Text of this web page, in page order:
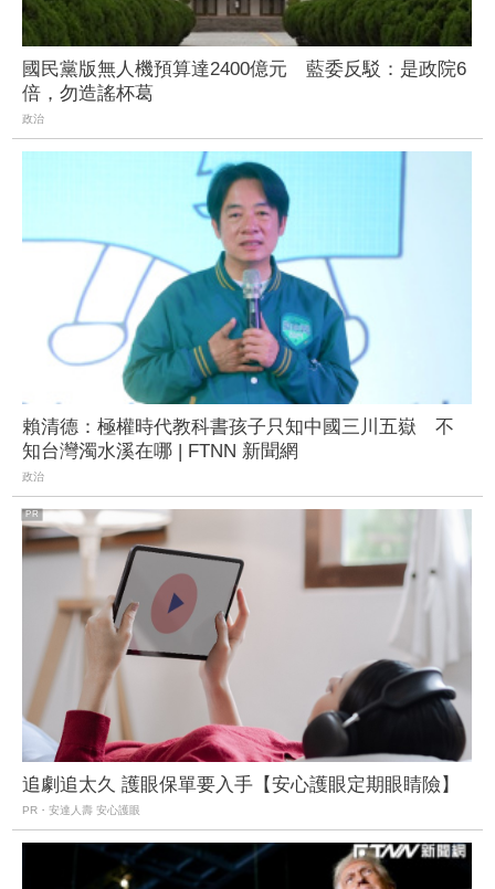
國民黨版無人機預算達2400億元 藍委反駁：是政院6
倍，勿造謠杯葛
政治
賴清德：極權時代教科書孩子只知中國三川五嶽 不
知台灣濁水溪在哪 | FTNN 新聞網
政治
追劇追太久 護眼保單要入手【安心護眼定期眼睛險】
PR・安達人壽 安心護眼